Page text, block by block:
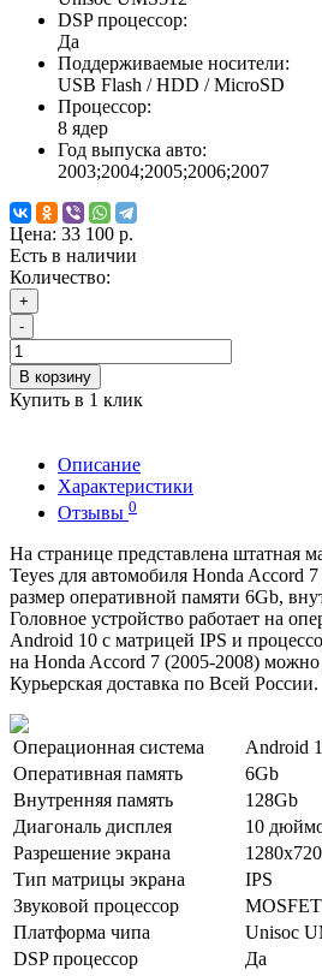
DSP процессор:
Да
Поддерживаемые носители:
USB Flash / HDD / MicroSD
Процессор:
8 ядер
Год выпуска авто:
2003;2004;2005;2006;2007
Цена: 33 100 р.
Есть в наличии
Количество:
+
-
В корзину
Купить в 1 клик
Описание
Характеристики
Отзывы 0
На странице представлена штатная
Teyes для автомобиля Honda Accord
размер оперативной памяти 6Gb,
Головное устройство работает на
Android 10 с матрицей IPS и
на Honda Accord 7 (2005-2008)
Курьерская доставка по Всей России.
Операционная система
Android
Оперативная память
6Gb
Внутренняя память
128Gb
Диагональ дисплея
10
Разрешение экрана
1280x720
Тип матрицы экрана
IPS
Звуковой процессор
Платформа чипа
Unisoc
DSP процессор
Да